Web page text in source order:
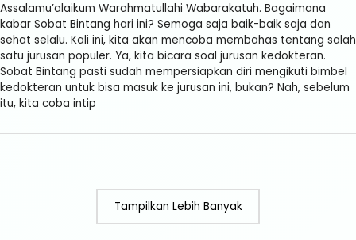
Assalamu’alaikum Warahmatullahi Wabarakatuh. Bagaimana
kabar Sobat Bintang hari ini? Semoga saja baik-baik saja dan
sehat selalu. Kali ini, kita akan mencoba membahas tentang salah
satu jurusan populer. Ya, kita bicara soal jurusan kedokteran.
Sobat Bintang pasti sudah mempersiapkan diri mengikuti bimbel
kedokteran untuk bisa masuk ke jurusan ini, bukan? Nah, sebelum
itu, kita coba intip
Tampilkan Lebih Banyak